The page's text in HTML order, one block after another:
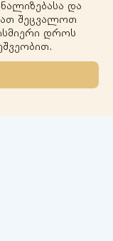
+
−
და
შეცვალოთ
დროს